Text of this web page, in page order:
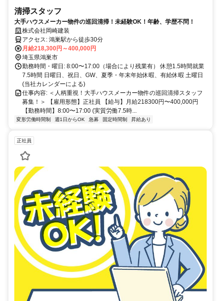
清掃スタッフ
大手ハウスメーカー物件の巡回清掃！未経験OK！年齢、学歴不問！
株式会社岡崎建装
アクセス: 鴻巣駅から徒歩30分
月給218,300円～400,000円
埼玉県鴻巣市
勤務時間・曜日: 8:00〜17:00（場合により残業有） 休憩1.5時間就業
7.5時間 日曜日、祝日、GW、夏季・年末年始休暇、有給休暇 土曜日
(当社カレンダーによる)
仕事内容: ＜人柄重視！大手ハウスメーカー物件の巡回清掃スタッフ
募集！＞ 【雇用形態】正社員 【給与】月給218300円〜400,000円
【勤務時間】8:00〜17:00 (実質労働7.5時...
変形労働時間制 週1日からOK 急募 固定時間制 昇給あり
正社員